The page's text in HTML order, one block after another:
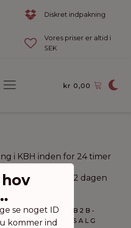
Diskret indpakning
Vores priser er altid i
SEK
kr 0,00
i KBH inden for 24 timer
og afhent fra kl. 12 dagen
KONTAKT
B2B-
SALG
se noget ID
kommer ind